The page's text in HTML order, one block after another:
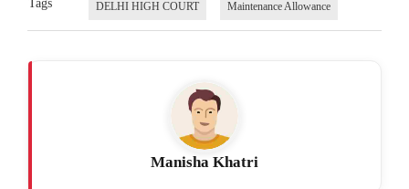
Tags DELHI HIGH COURT Maintenance Allowance
Manisha Khatri